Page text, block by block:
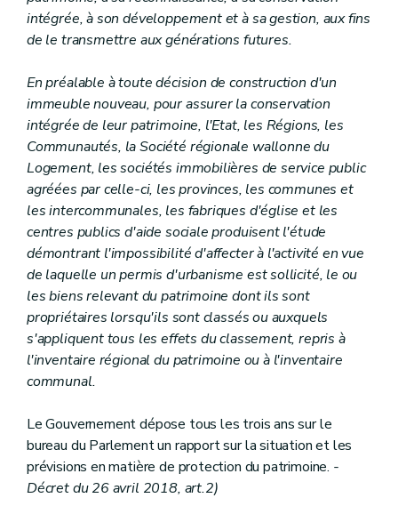
Sous-section première (...)
Art. 110 à 112
Sous-section 2 (...)
Sous-section 3 (...)
Art. 114
Section 3 (...)
Art. 115 et 116
Section 4 (...)
Art. 117
Section 5
(...)
Art. 118
Section 6 (...)
Art. 119 à 123
Section 7 (...)
Art. 124 à 126
Section 8 (...)
Art. 127
Section 9 (...)
Art. 128
Section 10 (...)
Art. 129
Art.
Art.129quater
Section 11
Art. 130 à 132bis
Section 12 (...)
Art. 133 à 139
intégrée, à son développement et à sa gestion, aux fins
de le transmettre aux générations futures.
En préalable à toute décision de construction d'un
immeuble nouveau, pour assurer la conservation
intégrée de leur patrimoine, l'Etat, les Régions, les
Communautés, la Société régionale wallonne du
Logement, les sociétés immobilières de service public
agréées par celle-ci, les provinces, les communes et
les intercommunales, les fabriques d'église et les
centres publics d'aide sociale produisent l'étude
démontrant l'impossibilité d'affecter à l'activité en vue
de laquelle un permis d'urbanisme est sollicité, le ou
les biens relevant du patrimoine dont ils sont
propriétaires lorsqu'ils sont classés ou auxquels
s'appliquent tous les effets du classement, repris à
l'inventaire régional du patrimoine ou à l'inventaire
communal.
Le Gouvernement dépose tous les trois ans sur le
bureau du Parlement un rapport sur la situation et les
prévisions en matière de protection du patrimoine. -
Décret du 26 avril 2018, art.2)